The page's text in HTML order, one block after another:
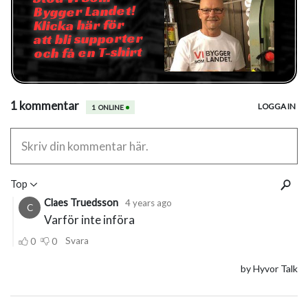
Bygger Landet!
Klicka här för
att bli supporter
och få en T-shirt